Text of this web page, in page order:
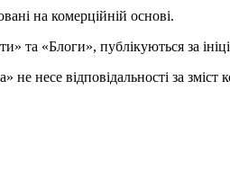
на комерційній основі.
та «Блоги», публікуються за
несе відповідальності за